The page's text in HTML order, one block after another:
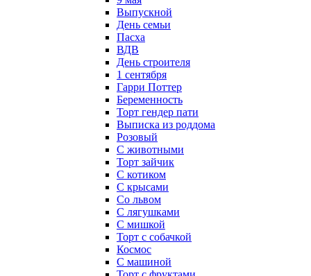
Выпускной
День семьи
Пасха
ВДВ
День строителя
1 сентября
Гарри Поттер
Беременность
Торт гендер пати
Выписка из роддома
Розовый
С животными
Торт зайчик
С котиком
С крысами
Со львом
С лягушками
С мишкой
Торт с собачкой
Космос
С машиной